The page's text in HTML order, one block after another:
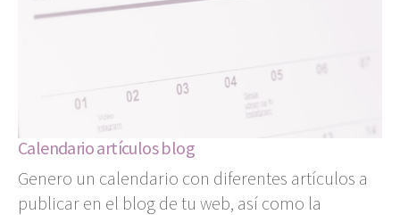
Calendario artículos blog
Genero un calendario con diferentes artículos a
publicar en el blog de tu web, así como la